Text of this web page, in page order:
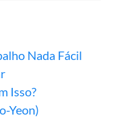
Nada Fácil
Isso?
Yeon)